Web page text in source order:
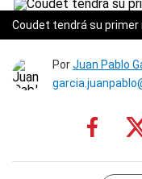
Coudet tendrá su primer
PorJuan Pablo